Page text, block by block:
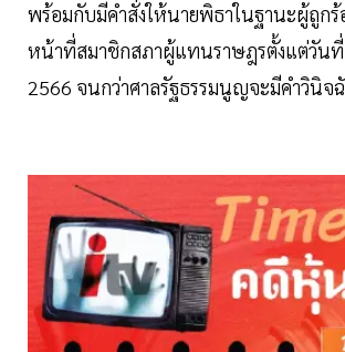
พร้อมกับมีคำสั่งให้นายพิธาในฐานะผู้ถูก
หน้าที่สมาชิกสภาผู้แทนราษฎรตั้งแต่วันที่
2566 จนกว่าศาลรัฐธรรมนูญจะมีคำวินิจ